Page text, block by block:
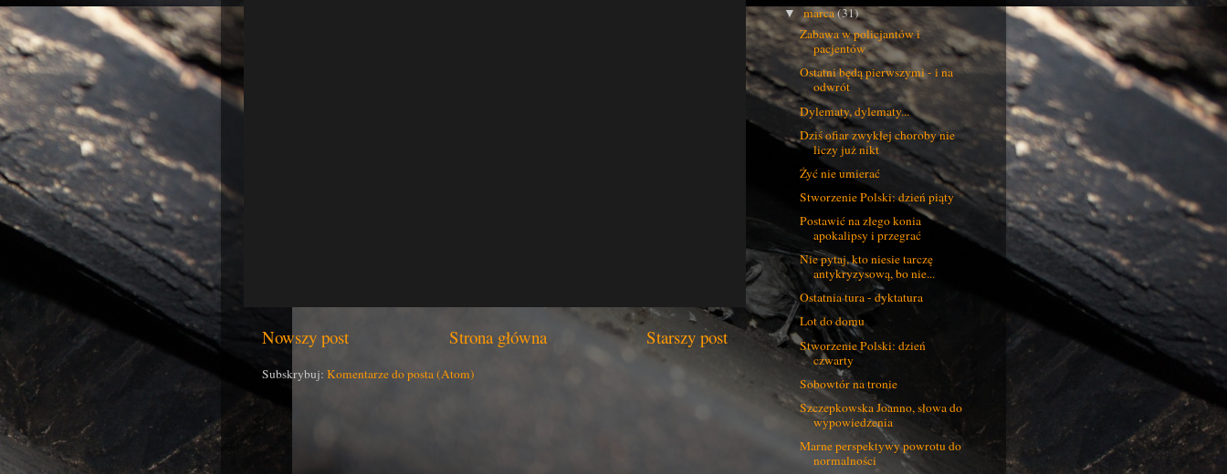
Nowszy post Starszy post
Strona główna
Subskrybuj: Komentarze do posta (Atom)
▼marca(31)
Zabawa w policjantów i
pacjentów
Ostatni będą pierwszymi - i na
odwrót
Dylematy, dylematy...
Dziś ofiar zwykłej choroby nie
liczy już nikt
Żyć nie umierać
Stworzenie Polski: dzień piąty
Postawić na złego konia
apokalipsy i przegrać
Nie pytaj, kto niesie tarczę
antykryzysową, bo nie...
Ostatnia tura - dyktatura
Lot do domu
Stworzenie Polski: dzień
czwarty
Sobowtór na tronie
Szczepkowska Joanno, słowa do
wypowiedzenia
Marne perspektywy powrotu do
normalności